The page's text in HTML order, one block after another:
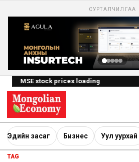
СУРТАЛЧИЛГАА
MSE stock prices loading
Эдийн засаг Бизнес Уул уурхай
TAG